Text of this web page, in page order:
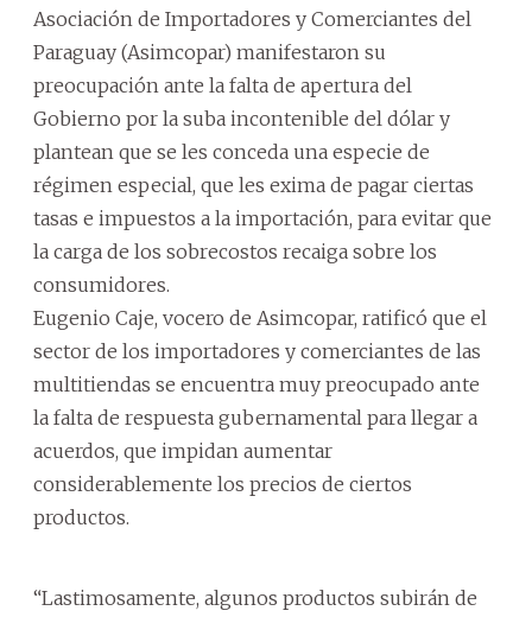
Asociación de Importadores y Comerciantes del
Paraguay (Asimcopar) manifestaron su
preocupación ante la falta de apertura del
Gobierno por la suba incontenible del dólar y
plantean que se les conceda una especie de
régimen especial, que les exima de pagar ciertas
tasas e impuestos a la importación, para evitar que
la carga de los sobrecostos recaiga sobre los
consumidores.
Eugenio Caje, vocero de Asimcopar, ratificó que el
sector de los importadores y comerciantes de las
multitiendas se encuentra muy preocupado ante
la falta de respuesta gubernamental para llegar a
acuerdos, que impidan aumentar
considerablemente los precios de ciertos
productos.
“Lastimosamente, algunos productos subirán de